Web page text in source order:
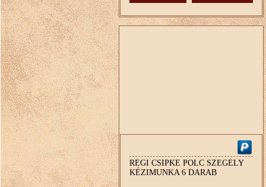
RÉGI CSIPKE POLC SZEGÉLY
KÉZIMUNKA 6 DARAB